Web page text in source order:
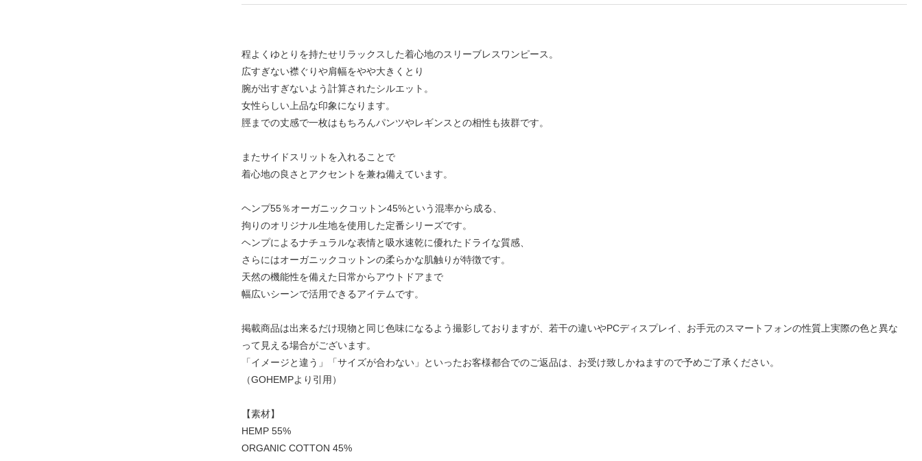
程よくゆとりを持たせリラックスした着心地のスリーブレスワンピース。
広すぎない襟ぐりや肩幅をやや大きくとり
腕が出すぎないよう計算されたシルエット。
女性らしい上品な印象になります。
脛までの丈感で一枚はもちろんパンツやレギンスとの相性も抜群です。
またサイドスリットを入れることで
着心地の良さとアクセントを兼ね備えています。
ヘンプ55％オーガニックコットン45%という混率から成る、
拘りのオリジナル生地を使用した定番シリーズです。
ヘンプによるナチュラルな表情と吸水速乾に優れたドライな質感、
さらにはオーガニックコットンの柔らかな肌触りが特徴です。
天然の機能性を備えた日常からアウトドアまで
幅広いシーンで活用できるアイテムです。
掲載商品は出来るだけ現物と同じ色味になるよう撮影しておりますが、若干の違いやPCディスプレイ、お手元のスマートフォンの性質上実際の色と異な
って見える場合がございます。
「イメージと違う」「サイズが合わない」といったお客様都合でのご返品は、お受け致しかねますので予めご了承ください。
（GOHEMPより引用）
【素材】
HEMP 55%
ORGANIC COTTON 45%